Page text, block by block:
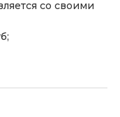
со своими